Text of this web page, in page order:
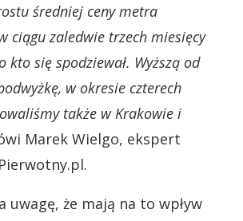
średniej ceny metra
ciągu zaledwie trzech miesięcy
kto się spodziewał. Wyższą od
w okresie czterech
także w Krakowie i
Marek Wielgo, ekspert
uwagę, że mają na to wpływ